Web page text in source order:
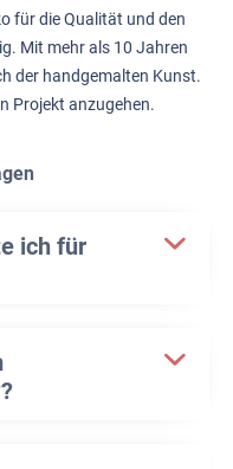
für die Qualität und den
Mit mehr als 10 Jahren
der handgemalten Kunst.
Projekt anzugehen.
ich für